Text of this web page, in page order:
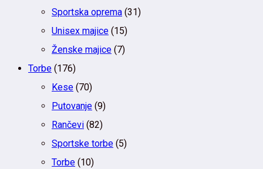
Sportska oprema (31)
Unisex majice (15)
Ženske majice (7)
Torbe (176)
Kese (70)
Putovanje (9)
Rančevi (82)
Sportske torbe (5)
Torbe (10)